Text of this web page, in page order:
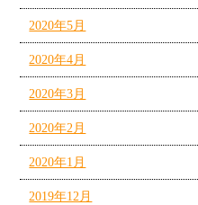
2020年5月
2020年4月
2020年3月
2020年2月
2020年1月
2019年12月